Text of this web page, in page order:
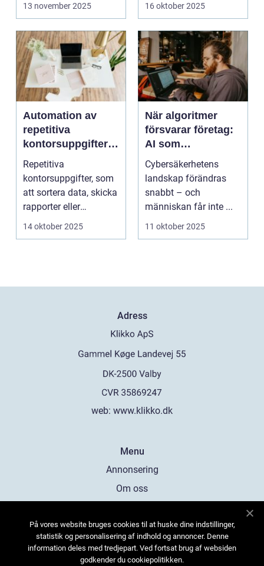
13 november 2025 16 oktober 2025
Automation av
repetitiva
kontorsuppgifter –
från skript till
avancerad
programvara
Repetitiva
kontorsuppgifter, som
att sortera data, skicka
rapporter eller
uppdatera dokument,
14 oktober 2025
När algoritmer
försvarar företag:
AI som
cybersäkerhetens
nya vaktmästare
Cybersäkerhetens
landskap förändras
snabbt – och
människan får inte ...
11 oktober 2025
Adress
web: www.klikko.dk
Menu
Annonsering
Om oss
Kontakta oss
Sitemap
På vores website bruges cookies til at huske dine indstillinger,
statistik og personalisering af indhold og annoncer. Denne
information deles med tredjepart. Ved fortsat brug af websiden
godkender du cookiepolitikken.